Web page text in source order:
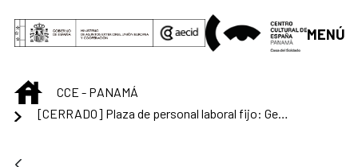
Saltar al contenido principal
MENÚ
INICIOCCE - PANAMÁ
[CERRADO] Plaza de personal laboral fijo: Gestor Cultural